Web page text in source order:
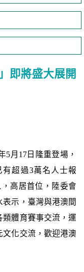
即將盛大展開
5月17日隆重登場，
超過3萬名人士報
高居首位，陸委會
示，臺灣與港澳間
類體育賽事交流，運
化交流，歡迎港澳